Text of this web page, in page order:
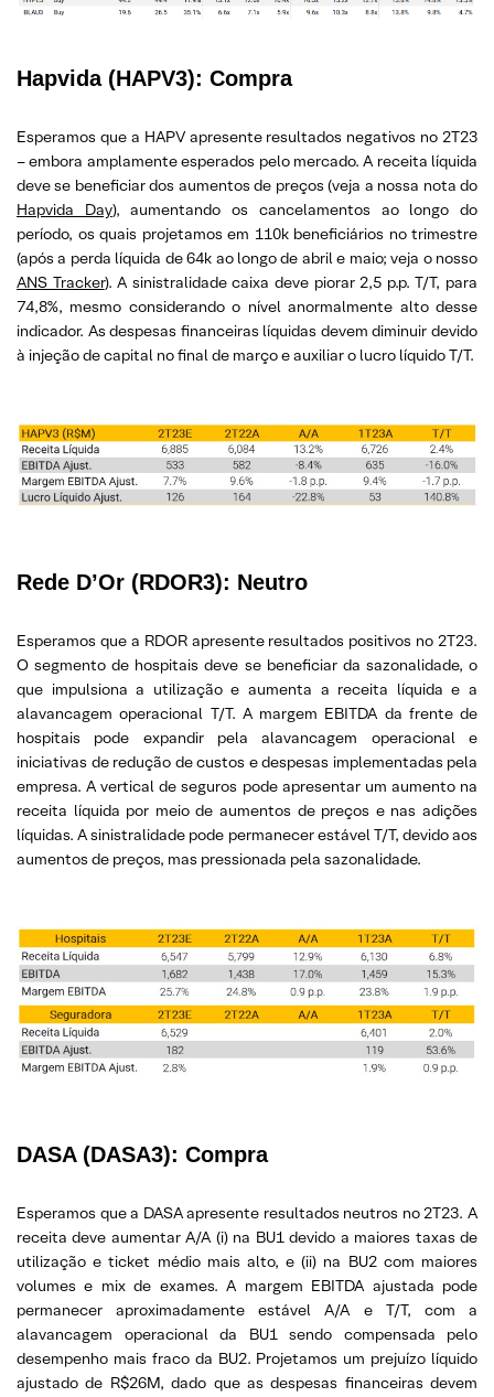
Hapvida (HAPV3): Compra
Esperamos que a HAPV apresente resultados negativos no 2T23
– embora amplamente esperados pelo mercado. A receita líquida
deve se beneficiar dos aumentos de preços (veja a nossa nota do
Hapvida Day), aumentando os cancelamentos ao longo do
período, os quais projetamos em 110k beneficiários no trimestre
(após a perda líquida de 64k ao longo de abril e maio; veja o nosso
ANS Tracker). A sinistralidade caixa deve piorar 2,5 p.p. T/T, para
74,8%, mesmo considerando o nível anormalmente alto desse
indicador. As despesas financeiras líquidas devem diminuir devido
à injeção de capital no final de março e auxiliar o lucro líquido T/T.
Rede D’Or (RDOR3): Neutro
Esperamos que a RDOR apresente resultados positivos no 2T23.
O segmento de hospitais deve se beneficiar da sazonalidade, o
que impulsiona a utilização e aumenta a receita líquida e a
alavancagem operacional T/T. A margem EBITDA da frente de
hospitais pode expandir pela alavancagem operacional e
iniciativas de redução de custos e despesas implementadas pela
empresa. A vertical de seguros pode apresentar um aumento na
receita líquida por meio de aumentos de preços e nas adições
líquidas. A sinistralidade pode permanecer estável T/T, devido aos
aumentos de preços, mas pressionada pela sazonalidade.
DASA (DASA3): Compra
Esperamos que a DASA apresente resultados neutros no 2T23. A
receita deve aumentar A/A (i) na BU1 devido a maiores taxas de
utilização e ticket médio mais alto, e (ii) na BU2 com maiores
volumes e mix de exames. A margem EBITDA ajustada pode
permanecer aproximadamente estável A/A e T/T, com a
alavancagem operacional da BU1 sendo compensada pelo
desempenho mais fraco da BU2. Projetamos um prejuízo líquido
ajustado de R$26M, dado que as despesas financeiras devem